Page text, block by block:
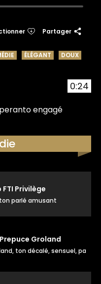
0:24
engagé
Partager
ÉLÉGANT DOUX
FTI Privilège
ton parlé amusant
Groland
ton décalé, sensuel, parlé